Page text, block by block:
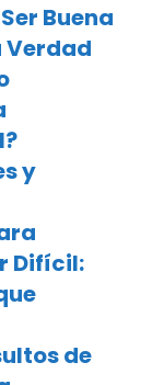
Buena
Verdad
y
Difícil:
de